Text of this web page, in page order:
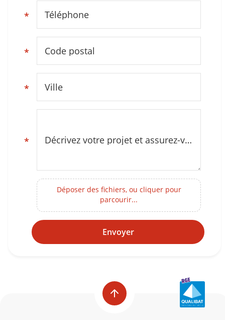
* Téléphone
* Code postal
* Ville
* Décrivez votre projet et assurez-vous d’être dans notre zone d’intervention (Gard, Sud Ardèche)
Déposer des fichiers, ou cliquer pour
parcourir...
Envoyer